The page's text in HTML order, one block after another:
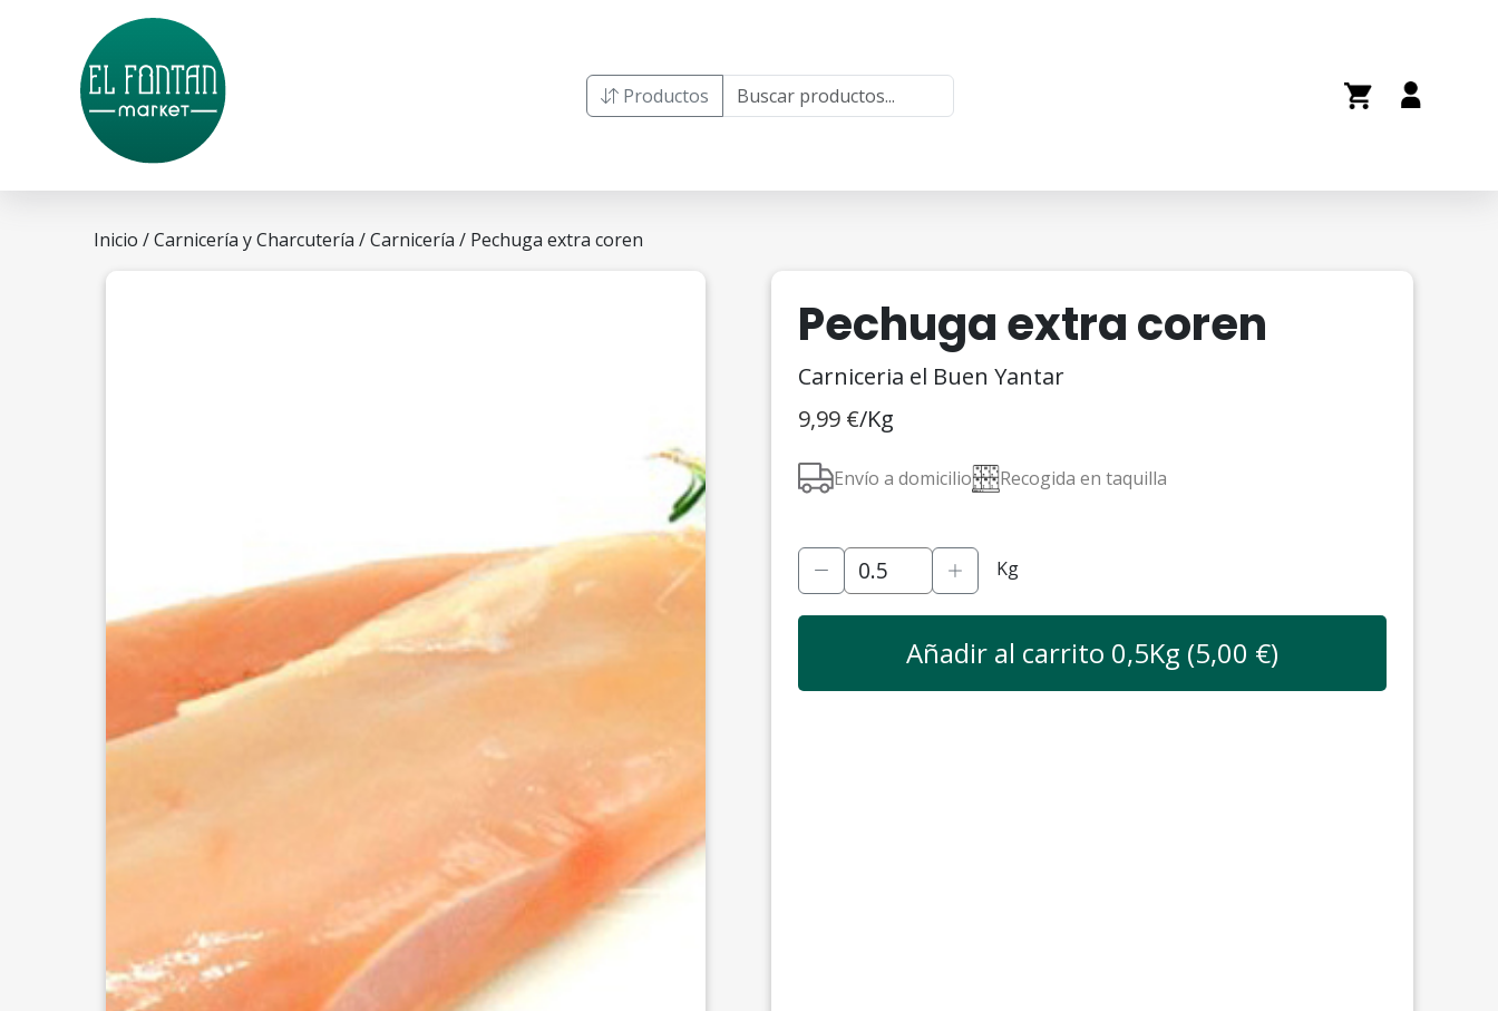
Productos
Inicio /Carnicería y Charcutería /Carnicería / Pechuga extra coren
Pechuga extra coren
Carniceria el Buen Yantar
9,99 €/Kg
Envío a domicilio Recogida en taquilla
Kg
Añadir al carrito 0,5Kg (5,00 €)